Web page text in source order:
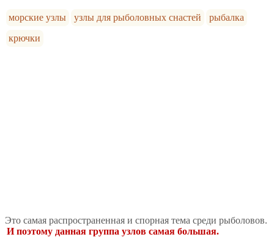
морские узлы узлы для рыболовных снастей
рыбалка
крючки
Это самая распространенная и спорная тема среди рыболовов.
И поэтому данная группа узлов самая большая.